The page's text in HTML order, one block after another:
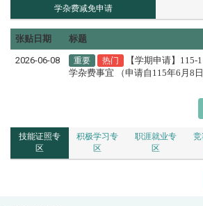
学杂费减免申请
张贴日期 标题
2026-06-08 重要 热门
【学期申请】115-
学杂费事宜 （申请自115年6月8
技能证照专
区
积极学习专
区
职涯就业专
区